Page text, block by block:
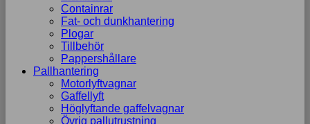
Containrar
Fat- och dunkhantering
Plogar
Tillbehör
Pappershållare
Pallhantering
Motorlyftvagnar
Gaffellyft
Höglyftande gaffelvagnar
Övrig pallutrustning